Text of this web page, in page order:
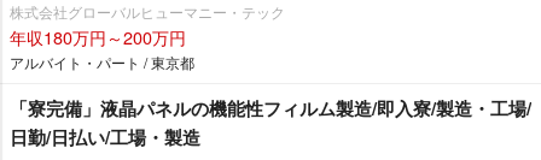
株式会社グローバルヒューマニー・テック
年収180万円～200万円
アルバイト・パート / 東京都
「寮完備」液晶パネルの機能性フィルム製造/即入寮/製造・工場/
日勤/日払い/工場・製造